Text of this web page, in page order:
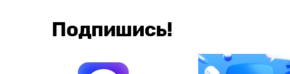
Подпишись!